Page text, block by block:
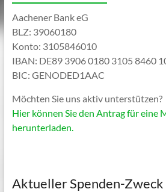
Aachener Bank eG
BLZ: 39060180
Konto: 3105846010
IBAN: DE89 3906 0180 3105 8460
BIC: GENODED1AAC
Möchten Sie uns aktiv unterstützen?
Hier können Sie den Antrag für eine
herunterladen.
Aktueller Spenden-Zweck